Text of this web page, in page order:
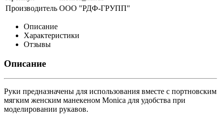
Производитель ООО "РДФ-ГРУПП"
Описание
Характеристики
Отзывы
Описание
Руки предназначены для использования вместе с портновским
мягким женским манекеном Monica для удобства при
моделировании рукавов.